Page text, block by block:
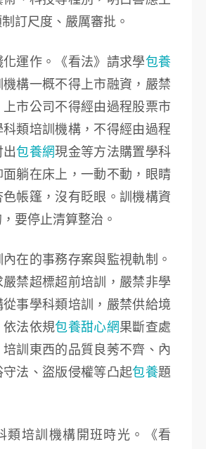
訂尺度、嚴厲審批。
作。《看法》請求學包養
構一概不得上市融資，嚴禁
市公司不得經由過程股票市
類培訓機構，不得經由過程
出包養網現金等方法購置學科
躺在床上，一動不動，眼睛
色帳篷，沒有眨眼。訓機構資
要停止清算整治。
的事務存案與監視軌制。
嚴禁超標超前培訓，嚴禁非學
事學科類培訓，嚴禁供給境
依法依規包養甜心網果斷查處
訓東西的品質良莠不齊、內
法、盜版侵權等凸起包養題
培訓機構開班時光。《看